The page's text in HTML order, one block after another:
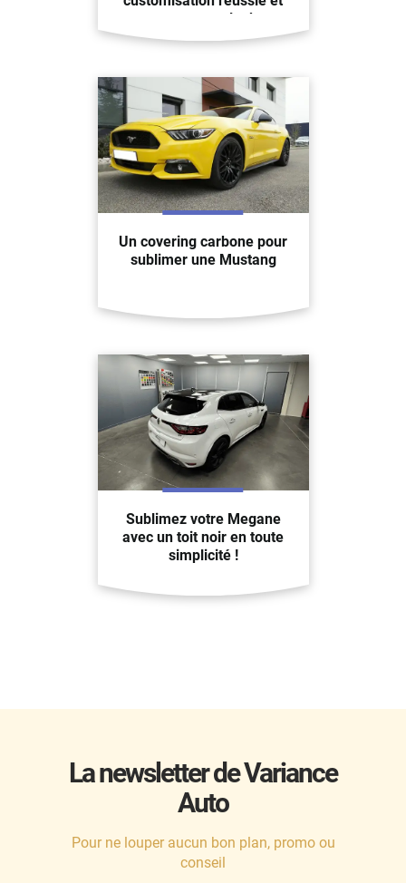
un nouveau look
Un covering carbone pour
sublimer une Mustang
Sublimez votre Megane
avec un toit noir en toute
simplicité !
La newsletter de Variance
Auto
Pour ne louper aucun bon plan, promo ou
conseil